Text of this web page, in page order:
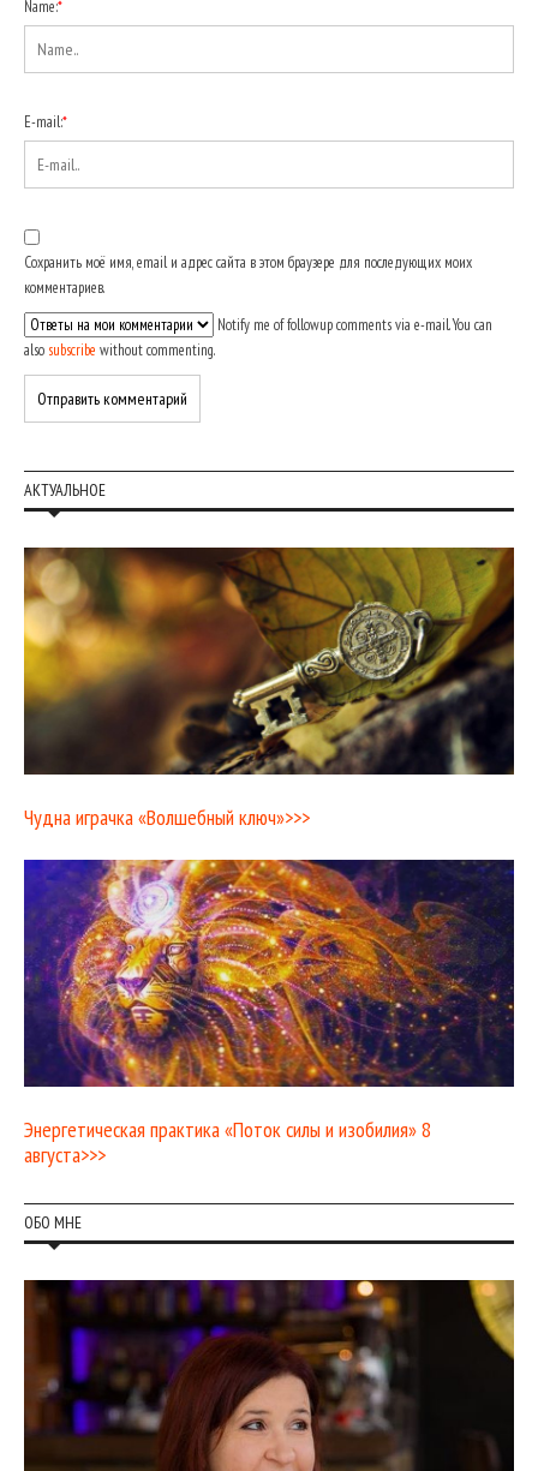
Name:*
E-mail:*
Сохранить моё имя, email и адрес сайта в этом браузере для последующих моих
комментариев.
Notify me of followup comments via e-mail. You can
also subscribe without commenting.
АКТУАЛЬНОЕ
Чудна играчка «Волшебный ключ»>>>
Энергетическая практика «Поток силы и изобилия» 8
августа>>>
ОБО МНЕ